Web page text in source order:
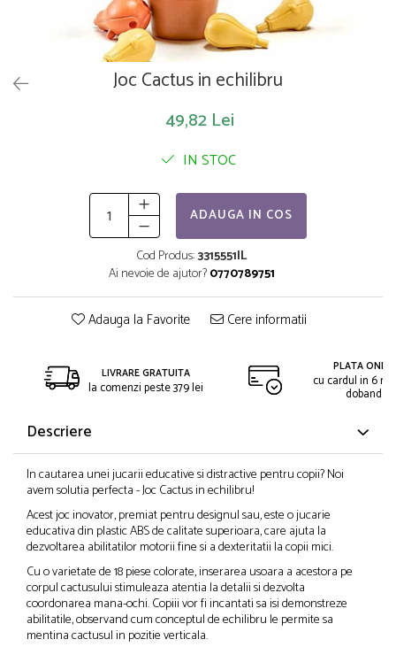
Papusi si accesorii
Trenulete si masinute
Unelte si bancuri de lucru
Joc Cactus in echilibru
49,82 Lei
IN STOC
ADAUGA IN COS
Cod Produs:3315551IL
Ai nevoie de ajutor?0770789751
Adauga la Favorite Cere informatii
LIVRARE GRATUITA
la comenzi peste 379 lei
PLATA
cu cardul in 6
dobanda
Descriere
In cautarea unei jucarii educative si distractive pentru copii? Noi
avem solutia perfecta - Joc Cactus in echilibru!
Acest joc inovator, premiat pentru designul sau, este o jucarie
educativa din plastic ABS de calitate superioara, care ajuta la
dezvoltarea abilitatilor motorii fine si a dexteritatii la copii mici.
Cu o varietate de 18 piese colorate, inserarea usoara a acestora pe
corpul cactusului stimuleaza atentia la detalii si dezvolta
coordonarea mana-ochi. Copiii vor fi incantati sa isi demonstreze
abilitatile, observand cum conceptul de echilibru le permite sa
mentina cactusul in pozitie verticala.